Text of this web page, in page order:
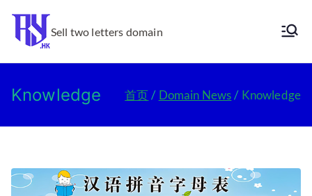
内
Ry.hk
Sell two letters domain
Knowledge 首页 Domain News Knowledge